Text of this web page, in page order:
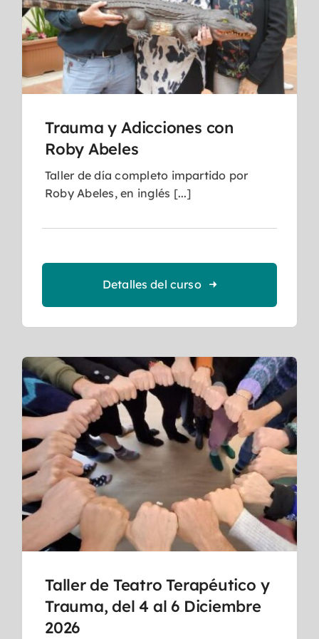
Trauma y Adicciones con
Roby Abeles
Taller de día completo impartido por
Roby Abeles, en inglés [...]
Detalles del curso
Taller de Teatro Terapéutico y
Trauma, del 4 al 6 Diciembre
2026